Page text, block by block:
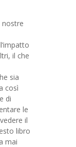
nostre
il che
sia
così
di
le
il
libro
mai